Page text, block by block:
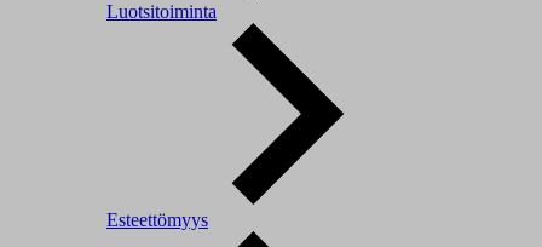
Luotsitoiminta
Esteettömyys